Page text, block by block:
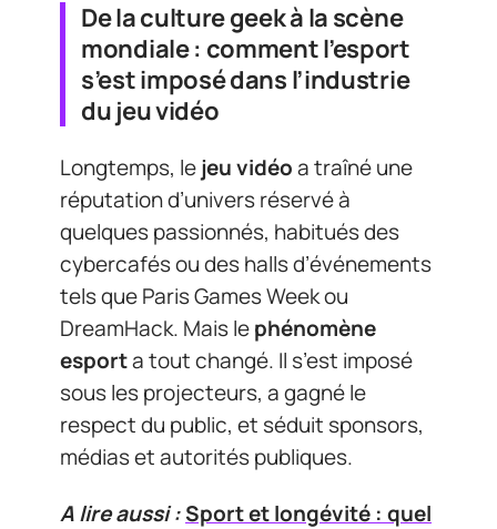
De la culture geek à la scène
mondiale : comment l’esport
s’est imposé dans l’industrie
du jeu vidéo
Longtemps, lejeu vidéoa traîné une
réputation d’univers réservé à
quelques passionnés, habitués des
cybercafés ou des halls d’événements
tels que Paris Games Week ou
DreamHack. Mais lephénomène
esporta tout changé. Il s’est imposé
sous les projecteurs, a gagné le
respect du public, et séduit sponsors,
médias et autorités publiques.
A lire aussi :Sport et longévité : quel